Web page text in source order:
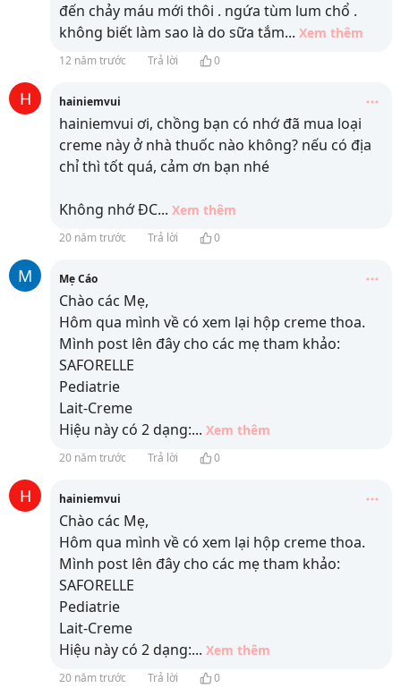
đến chảy máu mới thôi . ngứa tùm lum chổ .
không biết làm sao là do sữa tắm... Xem thêm
12 năm trước Trả lời 0
H hainiemvui
hainiemvui ơi, chồng bạn có nhớ đã mua loại
creme này ở nhà thuốc nào không? nếu có địa
chỉ thì tốt quá, cảm ơn bạn nhé
Không nhớ ĐC... Xem thêm
20 năm trước Trả lời 0
M Mẹ Cáo
Chào các Mẹ,
Hôm qua mình về có xem lại hộp creme thoa.
Mình post lên đây cho các mẹ tham khảo:
SAFORELLE
Pediatrie
Lait-Creme
Hiệu này có 2 dạng:... Xem thêm
20 năm trước Trả lời 0
H hainiemvui
Chào các Mẹ,
Hôm qua mình về có xem lại hộp creme thoa.
Mình post lên đây cho các mẹ tham khảo:
SAFORELLE
Pediatrie
Lait-Creme
Hiệu này có 2 dạng:... Xem thêm
20 năm trước Trả lời 0